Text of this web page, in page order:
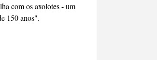
com os axolotes - um
150 anos".